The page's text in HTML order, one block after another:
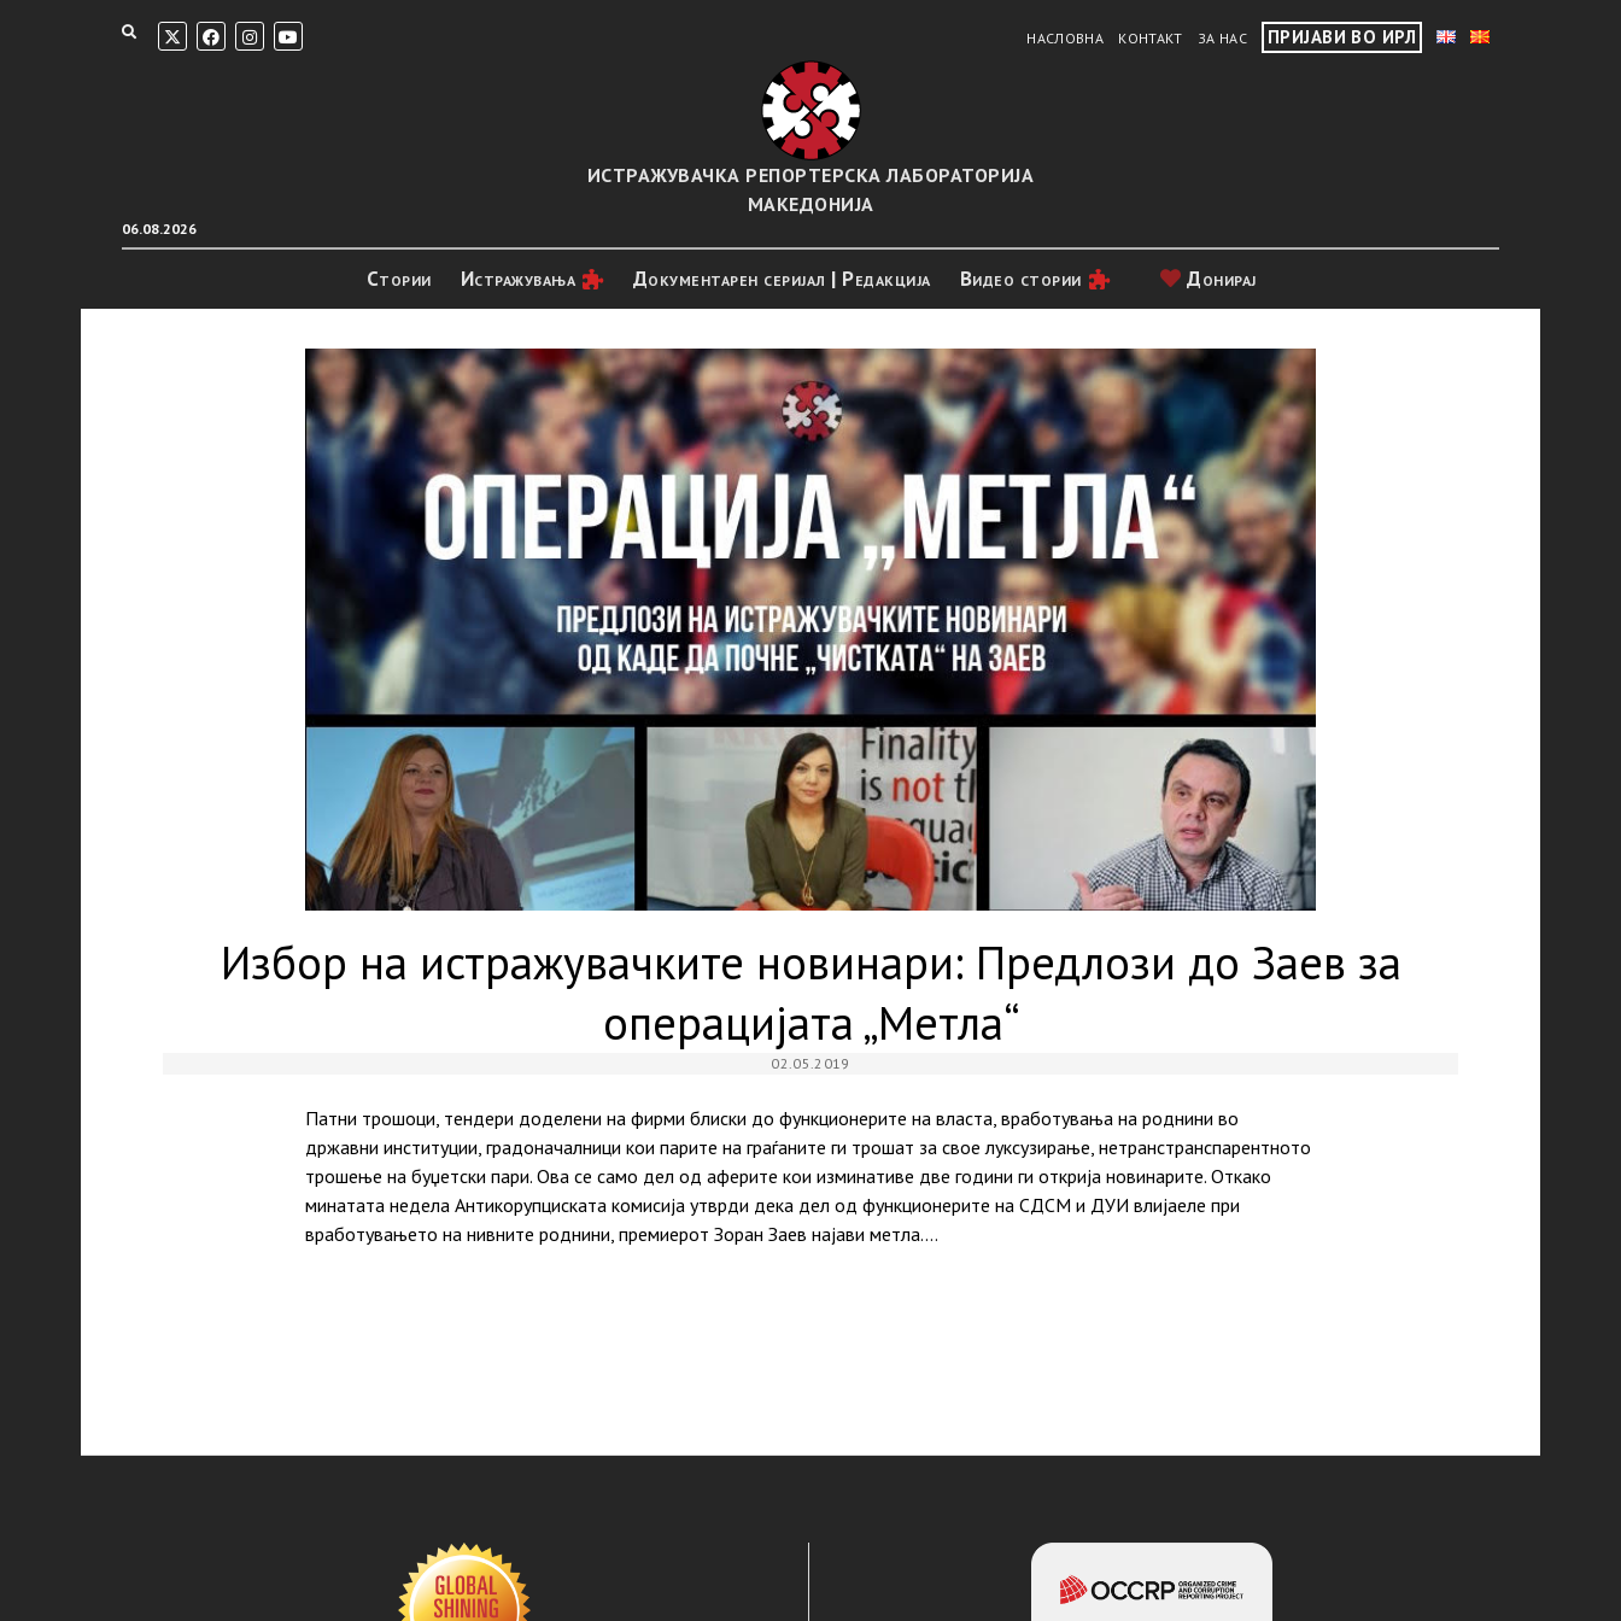
НАСЛОВНА КОНТАКТ ЗА НАС ПРИЈАВИ ВО ИРЛ
06.08.2026
ИСТРАЖУВАЧКА РЕПОРТЕРСКА ЛАБОРАТОРИЈА
МАКЕДОНИЈА
Стории Истражувањa Документарен серијал | Редакција Видео стории Донирај
Избор на истражувачките новинари: Предлози до Заев за
операцијата „Метла“
02.05.2019
Патни трошоци, тендери доделени на фирми блиски до функционерите на власта, вработувања на роднини во
државни институции, градоначалници кои парите на граѓаните ги трошат за свое луксузирање, нетранстранспарентното
трошење на буџетски пари. Ова се само дел од аферите кои изминативе две години ги открија новинарите. Откако
минатата недела Антикорупциската комисија утврди дека дел од функционерите на СДСМ и ДУИ влијаеле при
вработувањето на нивните роднини, премиерот Зоран Заев најави метла.…